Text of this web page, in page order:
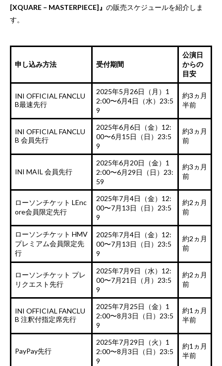
[XQUARE – MASTERPIECE]』 の販売スケジュールを紹介しま
す。
申し込み方法 受付期間
公演日
からの
目安
INI OFFICIAL FANCLU
B最速先行
2025年5月26日（月）1
2:00〜6月4日（水）23:5
9
約3ヵ月
半前
INI OFFICIAL FANCLU
B 会員先行
2025年6月6日（金）12:
00〜6月15日（日）23:5
9
約3ヵ月
前
INI MAIL 会員先行
2025年6月20日（金）1
2:00〜6月29日（日）23:
59
約3ヵ月
前
ローソンチケット LEnc
ore会員限定先行
2025年7月4日（金）12:
00〜7月13日（日）23:5
9
約2ヵ月
前
ローソンチケット HMV
プレミアム会員限定先
行
2025年7月4日（金）12:
00〜7月13日（日）23:5
9
約2ヵ月
前
ローソンチケット プレ
リクエスト先行
2025年7月9日（水）12:
00〜7月21日（月）23:5
9
約2ヵ月
前
INI OFFICIAL FANCLU
B 注釈付指定席先行
2025年7月25日（金）1
2:00〜8月3日（日）23:5
9
約1ヵ月
半前
PayPay先行
2025年7月29日（火）1
2:00〜8月3日（日）23:5
9
約1ヵ月
半前